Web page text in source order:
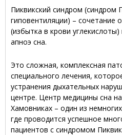
Пиквикский синдром (синдром
гиповентиляции) – сочетание
(избытка в крови
апноэ сна.
Это сложная, комплексная
специального лечения,
устранения дыхательных
центре. Центр медицины сна
Хамовниках – один из
где проводится успешное
пациентов с синдромом